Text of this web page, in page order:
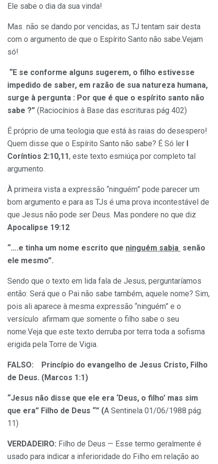
Ele sabe o dia da sua vinda!
Mas não se dando por vencidas, as TJ tentam sair desta
com o argumento de que o Espírito Santo não sabe.Vejam
só!
“E se conforme alguns sugerem, o filho estivesse
impedido de saber, em razão de sua natureza humana,
surge à pergunta : Por que é que o espírito santo não
sabe ?” (Raciocínios à Base das escrituras pág 402)
É próprio de uma teologia que está às raias do desespero!
Quem disse que o Espírito Santo não sabe? É Só ler
Coríntios 2:10,11, este texto esmiúça por completo tal
argumento.
À primeira vista a expressão “ninguém” pode parecer um
bom argumento e para as TJs é uma prova incontestável de
que Jesus não pode ser Deus. Mas pondere no que diz
Apocalipse 19:12
“….e tinha um nome escrito que ninguém sabia senão
ele mesmo”.
Sendo que o texto em lida fala de Jesus, perguntaríamos
então: Será que o Pai não sabe também, aquele nome? Sim,
pois ali aparece à mesma expressão “ninguém” e o
versículo afirmam que somente o filho sabe o seu
nome.Veja que este texto derruba por terra toda a sofisma
erigida pela Torre de Vigia.
FALSO:
Princípio do evangelho de Jesus Cristo, Filho
de Deus. (Marcos 1:1)
“Jesus não disse que ele era ‘Deus, o filho’ mas sim
que era” Filho de Deus “” (A Sentinela 01/06/1988 pág.
11)
VERDADEIRO: Filho de Deus — Esse termo geralmente é
usado para indicar a inferioridade do Filho em relação ao